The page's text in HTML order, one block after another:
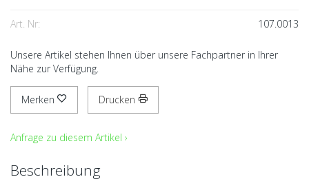
Art. Nr: 107.0013
Unsere Artikel stehen Ihnen über unsere Fachpartner in Ihrer
Nähe zur Verfügung.
Merken Drucken
Anfrage zu diesem Artikel ›
Beschreibung